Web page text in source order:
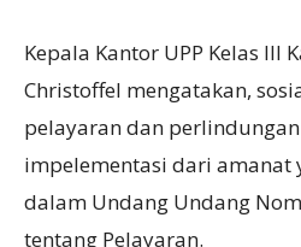
Kepala Kantor UPP Kelas III
Christoffel mengatakan,
pelayaran dan
impelementasi dari amanat
dalam Undang Undang
tentang Pelayaran.